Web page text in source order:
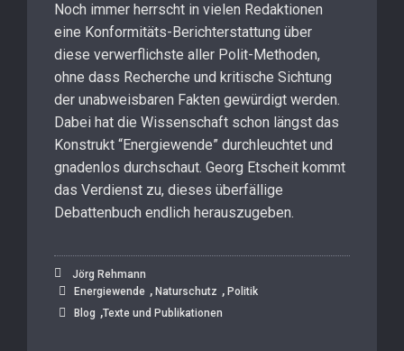
Noch immer herrscht in vielen Redaktionen
eine Konformitäts-Berichterstattung über
diese verwerflichste aller Polit-Methoden,
ohne dass Recherche und kritische Sichtung
der unabweisbaren Fakten gewürdigt werden.
Dabei hat die Wissenschaft schon längst das
Konstrukt “Energiewende” durchleuchtet und
gnadenlos durchschaut. Georg Etscheit kommt
das Verdienst zu, dieses überfällige
Debattenbuch endlich herauszugeben.
Jörg Rehmann
Energiewende , Naturschutz , Politik
Blog ,Texte und Publikationen